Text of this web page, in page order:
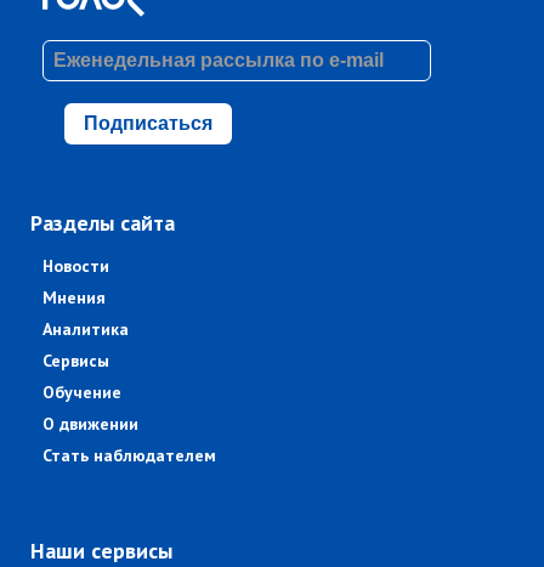
Подписаться
Разделы сайта
Новости
Мнения
Аналитика
Сервисы
Обучение
О движении
Стать наблюдателем
Наши сервисы